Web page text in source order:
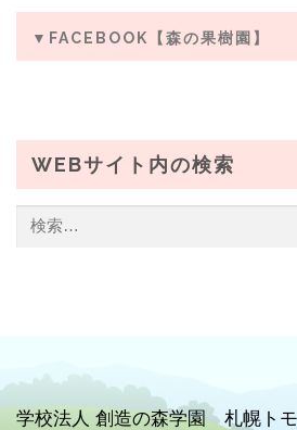
▼FACEBOOK【森の果樹園】
WEBサイト内の検索
学校法人 創造の森学園 札幌ト